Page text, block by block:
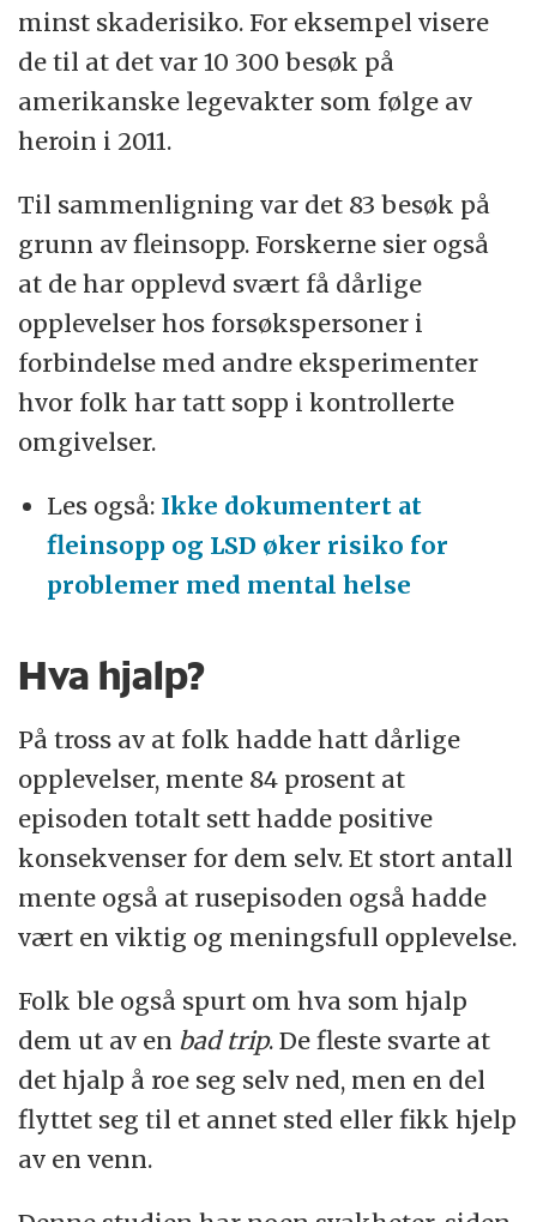
minst skaderisiko. For eksempel visere
de til at det var 10 300 besøk på
amerikanske legevakter som følge av
heroin i 2011.
Til sammenligning var det 83 besøk på
grunn av fleinsopp. Forskerne sier også
at de har opplevd svært få dårlige
opplevelser hos forsøkspersoner i
forbindelse med andre eksperimenter
hvor folk har tatt sopp i kontrollerte
omgivelser.
Les også: Ikke dokumentert at
fleinsopp og LSD øker risiko for
problemer med mental helse
Hva hjalp?
På tross av at folk hadde hatt dårlige
opplevelser, mente 84 prosent at
episoden totalt sett hadde positive
konsekvenser for dem selv. Et stort antall
mente også at rusepisoden også hadde
vært en viktig og meningsfull opplevelse.
Folk ble også spurt om hva som hjalp
dem ut av en bad trip. De fleste svarte at
det hjalp å roe seg selv ned, men en del
flyttet seg til et annet sted eller fikk hjelp
av en venn.